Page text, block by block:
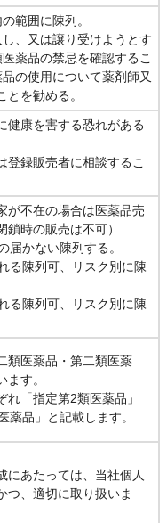
範囲に陳列。
、又は譲り受けようとす
薬品の禁忌を確認するこ
の使用について薬剤師又
を勧める。
健康を害する恐れがある
録販売者に相談するこ
が不在の場合は医薬品売
時の販売は不可）
届かない陳列する。
る陳列可、リスク別に陳
る陳列可、リスク別に陳
類医薬品・第二類医薬
す。
「指定第2類医薬品」
薬品」と記載します。
にあたっては、当社個人
つ、適切に取り扱いま